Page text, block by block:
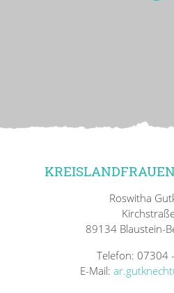
Roswitha
89134 Blaustein-
Telefon: 07304
E-Mail: